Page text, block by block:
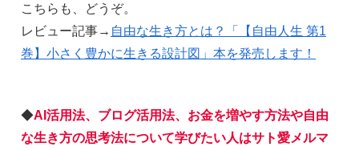
こちらも、どうぞ。
レビュー記事→ 自由な生き方とは？「【自由人生 第1
巻】小さく豊かに生きる設計図」本を発売します！
◆AI活用法、ブログ活用法、お金を増やす方法や自由
な生き方の思考法について学びたい人はサト愛メルマ